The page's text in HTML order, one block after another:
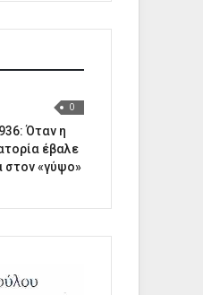
0
Όταν η
έβαλε
στον «γύψο»